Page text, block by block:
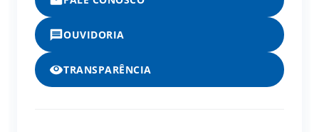
OUVIDORIA
TRANSPARÊNCIA